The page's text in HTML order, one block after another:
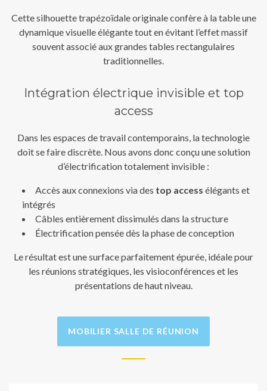
Cette silhouette trapézoïdale originale confère à la table une
dynamique visuelle élégante tout en évitant l’effet massif
souvent associé aux grandes tables rectangulaires
traditionnelles.
Intégration électrique invisible et top
access
Dans les espaces de travail contemporains, la technologie
doit se faire discrète. Nous avons donc conçu une solution
d’électrification totalement invisible :
Accès aux connexions via des top access élégants et
intégrés
Câbles entièrement dissimulés dans la structure
Électrification pensée dès la phase de conception
Le résultat est une surface parfaitement épurée, idéale pour
les réunions stratégiques, les visioconférences et les
présentations de haut niveau.
MOBILIER SALLE DE RÉUNION